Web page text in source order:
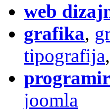
web
grafika,
tipografija,
joomla